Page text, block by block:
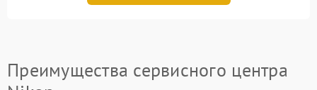
Преимущества сервисного центра